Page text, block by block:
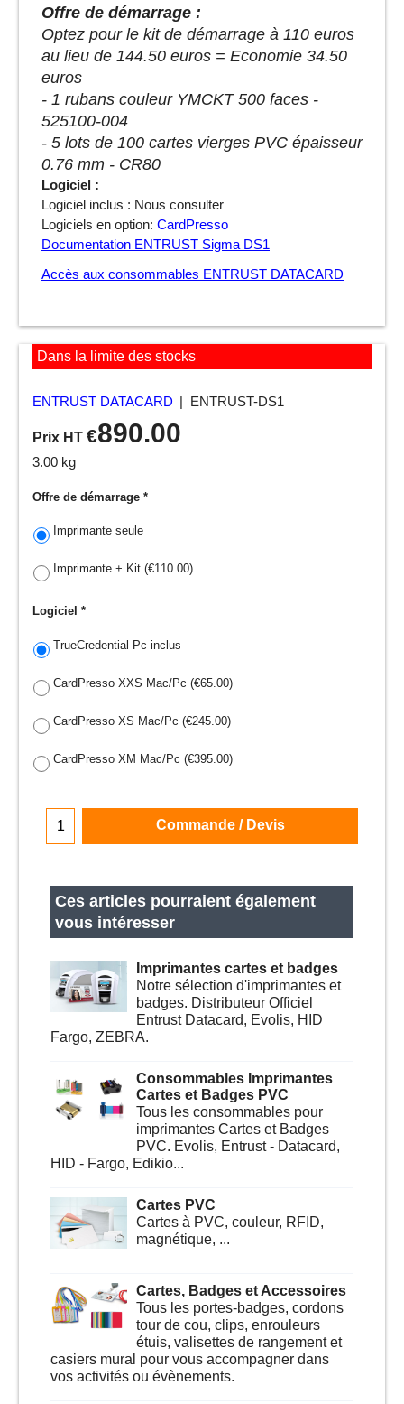
Offre de démarrage :
Optez pour le kit de démarrage à 110 euros
au lieu de 144.50 euros = Economie 34.50
euros
- 1 rubans couleur YMCKT 500 faces -
525100-004
- 5 lots de 100 cartes vierges PVC épaisseur
0.76 mm - CR80
Logiciel :
Logiciel inclus : Nous consulter
Logiciels en option: CardPresso
Documentation ENTRUST Sigma DS1
Accès aux consommables ENTRUST DATACARD
Dans la limite des stocks
ENTRUST DATACARD ENTRUST-DS1
Prix HT €890.00
3.00 kg
Offre de démarrage
Imprimante seule
Imprimante + Kit ( )
Commande / Devis
Ces articles pourraient également
vous intéresser
Imprimantes cartes et badges
Notre sélection d'imprimantes et
badges. Distributeur Officiel
Entrust Datacard, Evolis, HID
Consommables Imprimantes
Cartes et Badges PVC
Tous les consommables pour
imprimantes Cartes et Badges
PVC. Evolis, Entrust - Datacard,
Cartes PVC
Cartes à PVC, couleur, RFID,
Cartes, Badges et Accessoires
Tous les portes-badges, cordons
tour de cou, clips, enrouleurs
étuis, valisettes de rangement et
casiers mural pour vous accompagner dans